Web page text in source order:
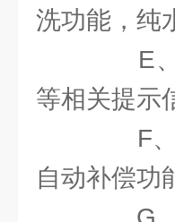
洗功能，纯
E、
等相关提示
F、
自动补偿功